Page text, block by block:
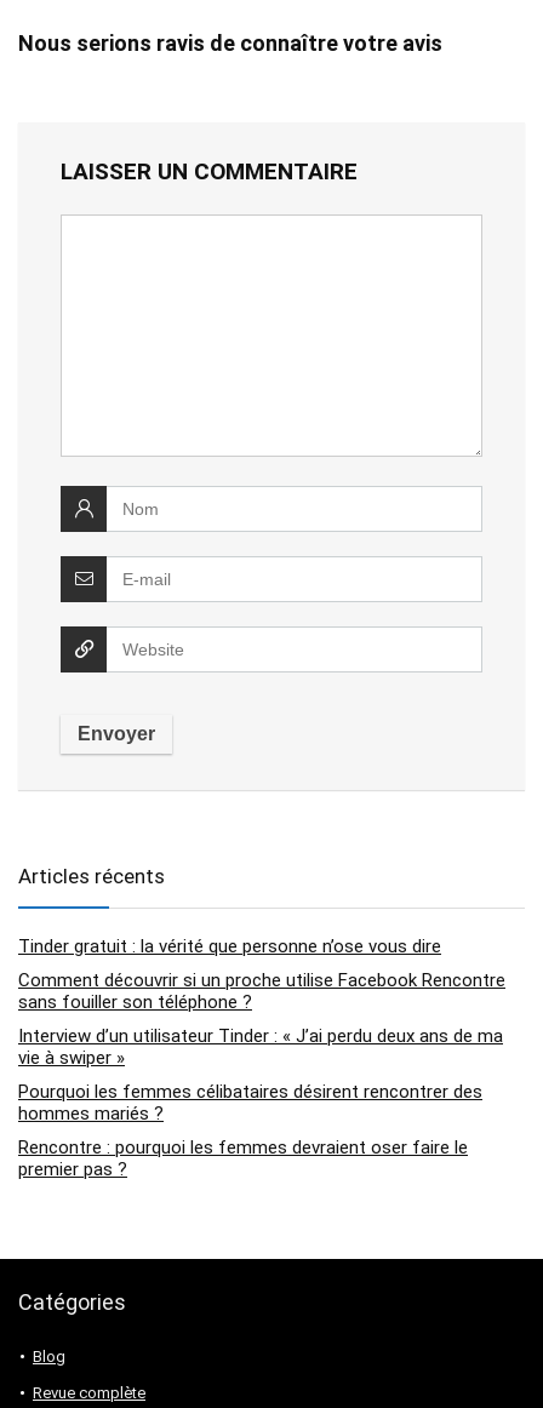
Nous serions ravis de connaître votre avis
LAISSER UN COMMENTAIRE
Articles récents
Tinder gratuit : la vérité que personne n’ose vous dire
Comment découvrir si un proche utilise Facebook Rencontre
sans fouiller son téléphone ?
Interview d’un utilisateur Tinder : « J’ai perdu deux ans de ma
vie à swiper »
Pourquoi les femmes célibataires désirent rencontrer des
hommes mariés ?
Rencontre : pourquoi les femmes devraient oser faire le
premier pas ?
Catégories
Blog
Revue complète